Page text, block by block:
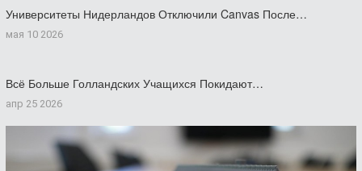
Университеты Нидерландов Отключили Canvas После…
мая 10 2026
Всё Больше Голландских Учащихся Покидают…
апр 25 2026